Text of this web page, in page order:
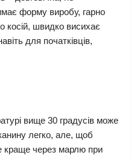
форму виробу, гарно
косій, швидко висихає
для початківців,
вище 30 градусів може
легко, але, щоб
краще через марлю при